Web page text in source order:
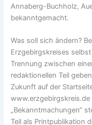
Annaberg-Buchholz,
bekanntgemacht.
Was soll sich ändern?
Erzgebirgskreises
Trennung zwischen
redaktionellen Teil
Zukunft auf der
„Bekanntmachungen“
Teil als Printpublikation